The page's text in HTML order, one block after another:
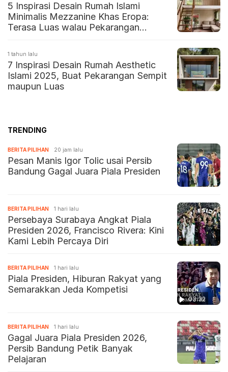
5 Inspirasi Desain Rumah Islami
Minimalis Mezzanine Khas Eropa:
Terasa Luas walau Pekarangan
1 tahun lalu
7 Inspirasi Desain Rumah Aesthetic
Islami 2025, Buat Pekarangan Sempit
maupun Luas
TRENDING
BERITA PILIHAN 20 jam lalu
Pesan Manis Igor Tolic usai Persib
Bandung Gagal Juara Piala Presiden
BERITA PILIHAN 1 hari lalu
Persebaya Surabaya Angkat Piala
Presiden 2026, Francisco Rivera: Kini
Kami Lebih Percaya Diri
03:32
BERITA PILIHAN 1 hari lalu
Piala Presiden, Hiburan Rakyat yang
Semarakkan Jeda Kompetisi
BERITA PILIHAN 1 hari lalu
Gagal Juara Piala Presiden 2026,
Persib Bandung Petik Banyak
Pelajaran